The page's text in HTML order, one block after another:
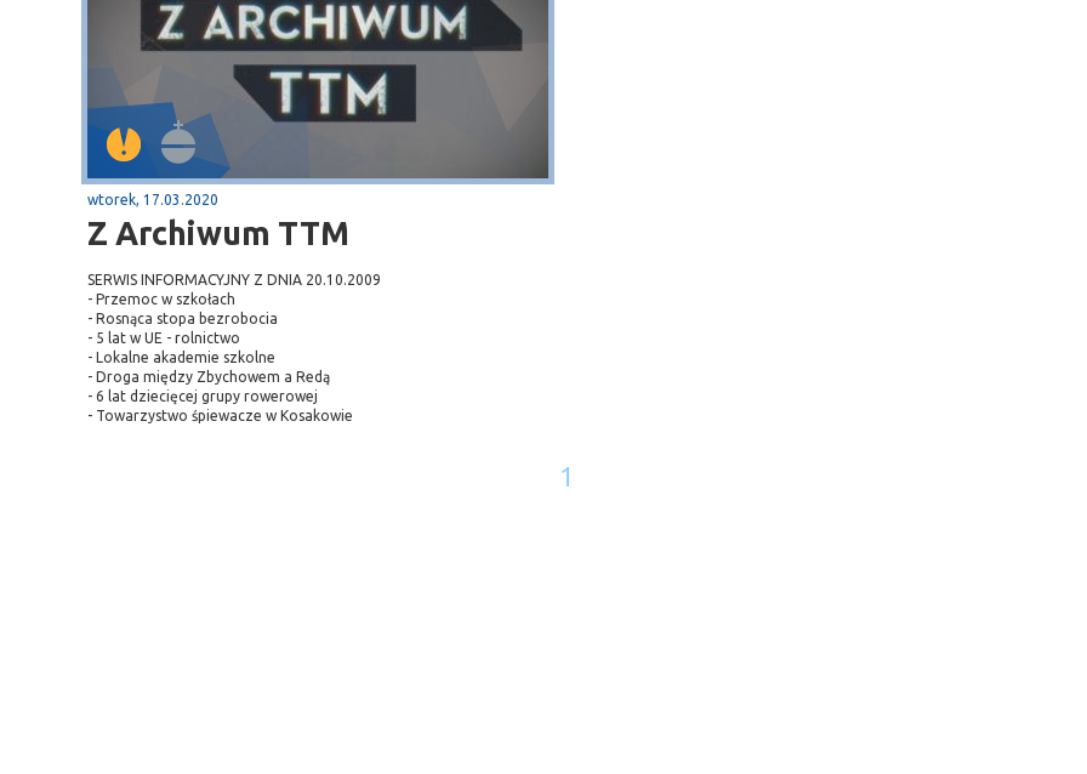
wtorek, 17.03.2020
Z Archiwum TTM
SERWIS INFORMACYJNY Z DNIA 20.10.2009
- Przemoc w szkołach
- Rosnąca stopa bezrobocia
- 5 lat w UE - rolnictwo
- Lokalne akademie szkolne
- Droga między Zbychowem a Redą
- 6 lat dziecięcej grupy rowerowej
- Towarzystwo śpiewacze w Kosakowie
1